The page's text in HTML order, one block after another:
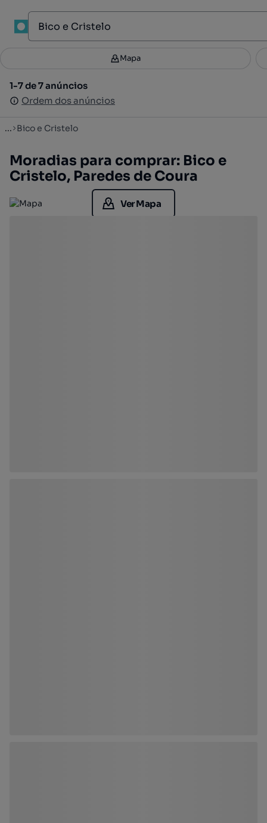
Filtros 2
1-7 de 7 anúncios
Ordem dos anúncios
Mapa
1-7 de 7 anúncios
Ordem dos anúncios
... Bico e Cristelo
Moradias para comprar: Bico e
Cristelo, Paredes de Coura
Ver Mapa